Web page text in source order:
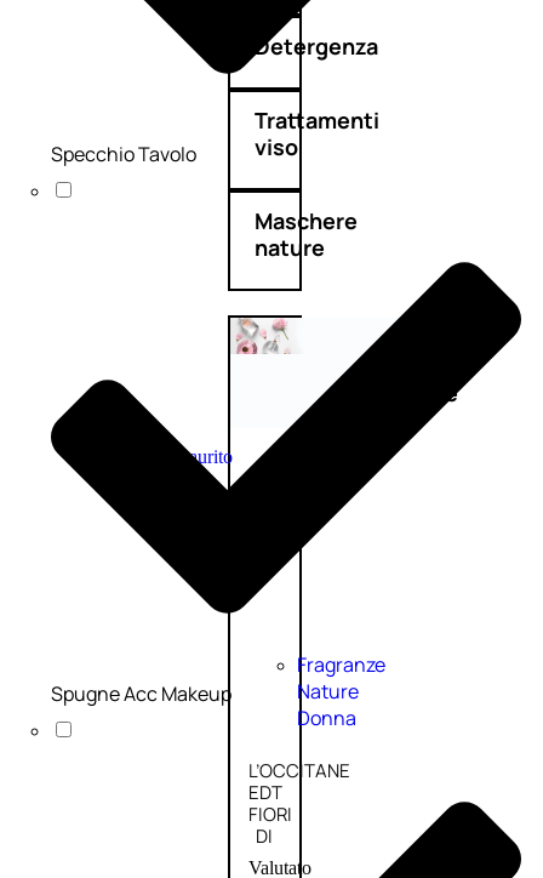
Detergenza
Trattamenti
viso
Maschere
nature
Novità
nature
Esaurito
Fragranze
Nature
Donna
L’OCCITANE
EDT
FIORI
DI
Valutato
Specchio Tavolo
Spugne Acc Makeup